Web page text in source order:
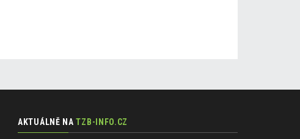
AKTUÁLNĚ NA TZB-INFO.CZ